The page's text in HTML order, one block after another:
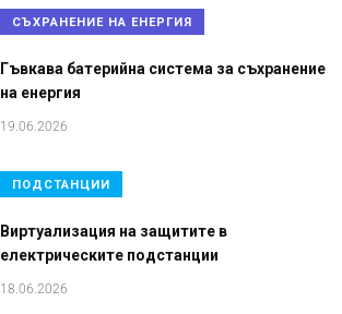
СЪХРАНЕНИЕ НА ЕНЕРГИЯ
Гъвкава батерийна система за съхранение
на енергия
19.06.2026
ПОДСТАНЦИИ
Виртуализация на защитите в
електрическите подстанции
18.06.2026